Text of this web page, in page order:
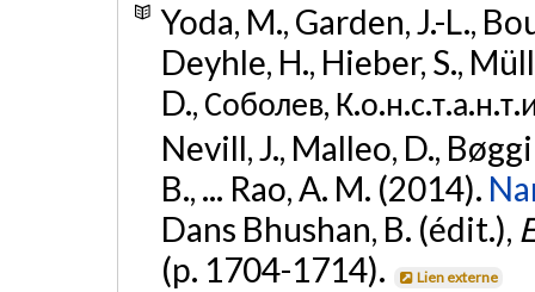
Yoda, M., Garden, J.-L.,
Deyhle, H., Hieber, S.,
D., Соболев,
Nevill, J., Malleo, D.,
B., ... Rao, A. M. (2014).
Dans Bhushan, B. (édit.),
(p. 1704-1714).
Lien externe